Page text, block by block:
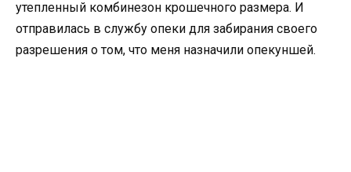
утепленный комбинезон крошечного размера. И
отправилась в службу опеки для забирания своего
разрешения о том, что меня назначили опекуншей.